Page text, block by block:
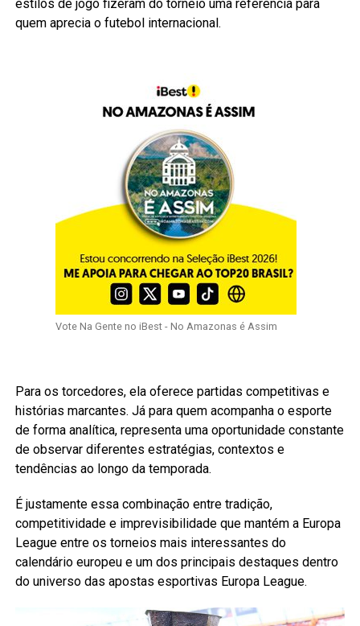
estilos de jogo fizeram do torneio uma referência para
quem aprecia o futebol internacional.
Vote Na Gente no iBest - No Amazonas é Assim
Para os torcedores, ela oferece partidas competitivas e
histórias marcantes. Já para quem acompanha o esporte
de forma analítica, representa uma oportunidade constante
de observar diferentes estratégias, contextos e
tendências ao longo da temporada.
É justamente essa combinação entre tradição,
competitividade e imprevisibilidade que mantém a Europa
League entre os torneios mais interessantes do
calendário europeu e um dos principais destaques dentro
do universo das apostas esportivas Europa League.